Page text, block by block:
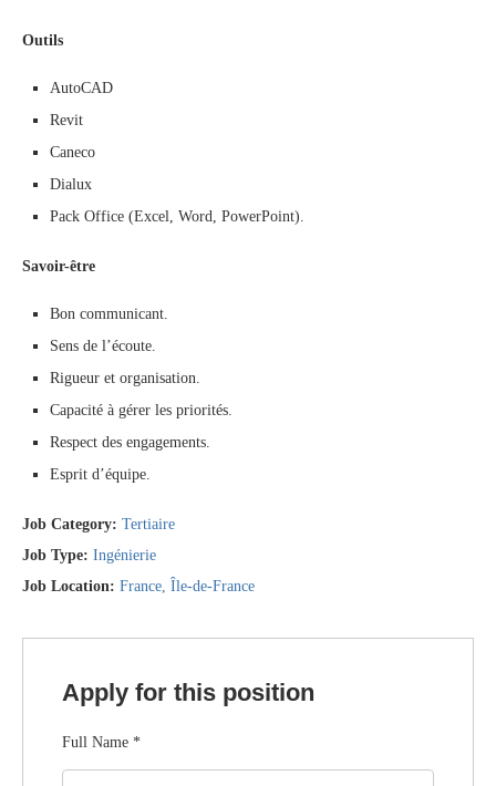
Outils
AutoCAD
Revit
Caneco
Dialux
Pack Office (Excel, Word, PowerPoint).
Savoir-être
Bon communicant.
Sens de l’écoute.
Rigueur et organisation.
Capacité à gérer les priorités.
Respect des engagements.
Esprit d’équipe.
Job Category: Tertiaire
Job Type: Ingénierie
Job Location: France Île-de-France
Apply for this position
Full Name *